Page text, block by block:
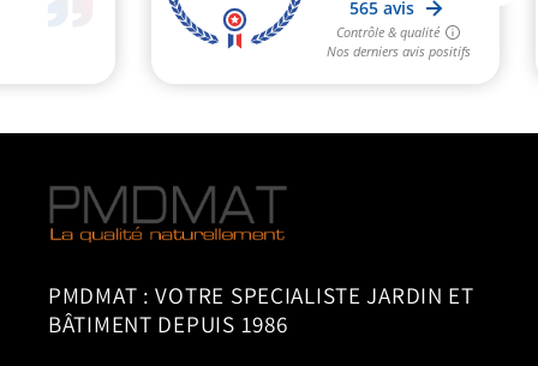
PMDMAT : VOTRE SPECIALISTE JARDIN ET
BÂTIMENT DEPUIS 1986